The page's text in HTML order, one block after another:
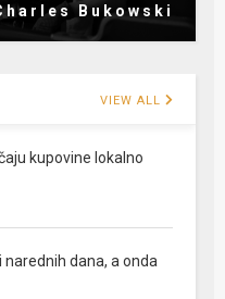
Bukowski
VIEW ALL
kupovine lokalno
narednih dana, a onda